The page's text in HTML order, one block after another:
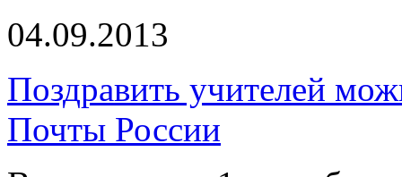
04.09.2013
Поздравить учителей
Почты России